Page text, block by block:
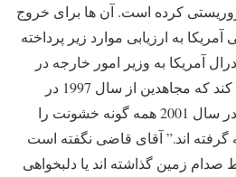
کرده است. آن ها برای خروج
به ارزیابی موارد زیر پرداخته
1- قاضی فدرال آمریکا به وزیر امور خارجه در
اول اکتبر امسال اعلام می کند که مجاهدین از سال 1997 در
لیست قرار گرفته اند ولی در سال 2001 همه گونه خشونت را
اند.” آقای قاضی نگفته است
زمین گذاشته اند یا دلبخواهی